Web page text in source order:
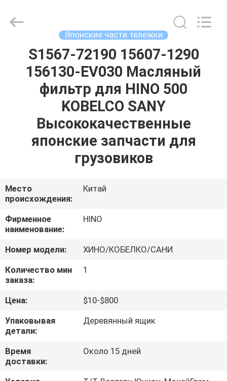
ДОМ
ПРОДУКТЫ
ПУТЕШЕСТВИЕ
ФАБРИКИ
ПРОВЕРКА
КАЧЕСТВА
СВЯЖИТЕСЬ
МЫ
НОВОСТИ
СПРОСИТЕ
ЦИТАТУ
Японские части тележки
S1567-72190 15607-1290
156130-EV030 Масляный
фильтр для HINO 500
KOBELCO SANY
Высококачественные
японские запчасти для
грузовиков
Место
происхождения:
Китай
Фирменное
наименование:
HINO
Номер модели:
ХИНО/КОБЕЛКО/САНИ
Количество мин
заказа:
1
Цена:
$10-$800
Упаковывая
детали:
Деревянный ящик
Время
доставки:
Около 15 дней